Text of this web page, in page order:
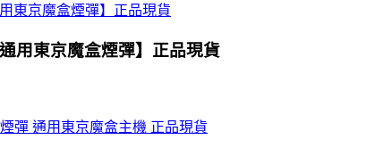
用東京魔盒煙彈】正品現貨